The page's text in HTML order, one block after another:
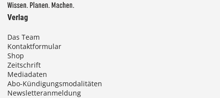
Verlag
Das Team
Kontaktformular
Shop
Zeitschrift
Mediadaten
Abo-Kündigungsmodalitäten
Newsletteranmeldung